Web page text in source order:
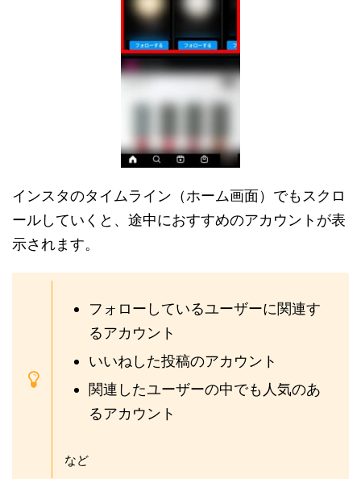
インスタのタイムライン（ホーム画面）でもスクロ
ールしていくと、途中におすすめのアカウントが表
示されます。
フォローしているユーザーに関連す
るアカウント
いいねした投稿のアカウント
関連したユーザーの中でも人気のあ
るアカウント
など